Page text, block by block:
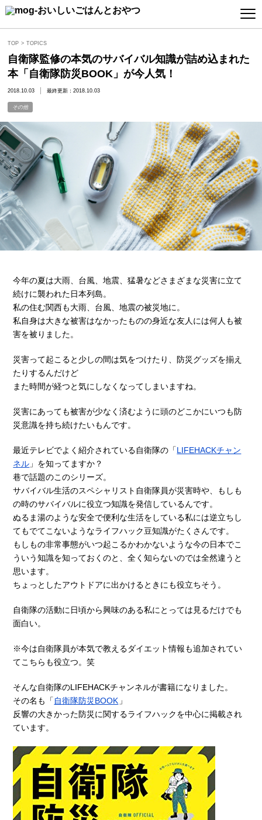
TOP TOPICS
自衛隊監修の本気のサバイバル知識が詰め込まれた
本「自衛隊防災BOOK」が今人気！
2018.10.03 最終更新：2018.10.03
その他
今年の夏は大雨、台風、地震、猛暑などさまざまな災害に立て
続けに襲われた日本列島。
私の住む関西も大雨、台風、地震の被災地に。
私自身は大きな被害はなかったものの身近な友人には何人も被
害を被りました。
災害って起こると少しの間は気をつけたり、防災グッズを揃え
たりするんだけど
また時間が経つと気にしなくなってしまいますね。
災害にあっても被害が少なく済むように頭のどこかにいつも防
災意識を持ち続けたいもんです。
最近テレビでよく紹介されている自衛隊の「LIFEHACKチャン
ネル 」を知ってますか？
巷で話題のこのシリーズ。
サバイバル生活のスペシャリスト自衛隊員が災害時や、もしも
の時のサバイバルに役立つ知識を発信しているんです。
ぬるま湯のような安全で便利な生活をしている私には逆立ちし
てもでてこないようなライフハック豆知識がたくさんです。
もしもの非常事態がいつ起こるかわかないような今の日本でこ
ういう知識を知っておくのと、全く知らないのでは全然違うと
思います。
ちょっとしたアウトドアに出かけるときにも役立ちそう。
自衛隊の活動に日頃から興味のある私にとっては見るだけでも
面白い。
※今は自衛隊員が本気で教えるダイエット情報も追加されてい
てこちらも役立つ。笑
そんな自衛隊のLIFEHACKチャンネルが書籍になりました。
その名も「 自衛隊防災BOOK 」
反響の大きかった防災に関するライフハックを中心に掲載され
ています。